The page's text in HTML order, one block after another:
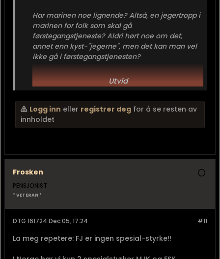
Har marinen noe lignende? Altså, en jegertropp i
marinen for folk som skal gå
førstegangstjeneste? Aldri hørt noe om det,
annet enn kyst-"jegerne", men det kan man vel
ikke gå i førstegangstjenesten?
Hvis ikke, vil man ikke ha mer nytte av å fortelle
de folkene på sesjon at du gjerne vil bli
Fallskjermjegertroppen...?
Erfaringen du får i...
Utvid
Logg inn eller registrer deg for å se resten av
innholdet
Frosken
PENSJONIST
* VETERAN *
#11
DTG 161724 Dec 05, 17:24
La meg repetere: FJ er ingen spesial-styrke!!